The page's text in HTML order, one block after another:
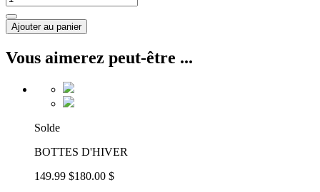
Ajouter au panier
Vous aimerez peut-être ...
Solde
BOTTES D'HIVER
149.99 $180.00 $